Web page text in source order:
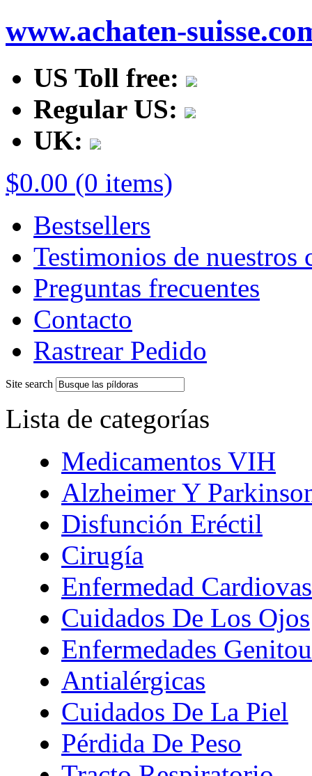
www.achaten-
US Toll free:
Regular US:
UK:
$0.00 (0 items)
Bestsellers
Testimonios de nuestros
Preguntas frecuentes
Contacto
Rastrear Pedido
Site search
Lista de categorías
Medicamentos VIH
Alzheimer Y
Disfunción Eréctil
Cirugía
Enfermedad
Cuidados De Los Ojos
Enfermedades
Antialérgicas
Cuidados De La Piel
Pérdida De Peso